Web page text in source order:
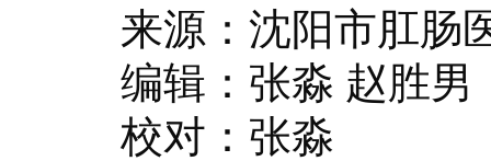
来源：沈阳市肛肠
编辑：张淼 赵胜男
校对：张淼